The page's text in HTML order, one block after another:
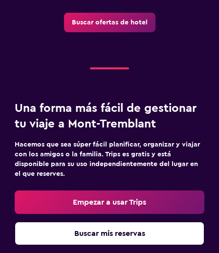
Buscar ofertas de hotel
Una forma más fácil de gestionar
tu viaje a Mont-Tremblant
Hacemos que sea súper fácil planificar, organizar y viajar
con los amigos o la familia. Trips es gratis y está
disponible para su uso independientemente del lugar en
el que reserves.
Empezar a usar Trips
Buscar mis reservas